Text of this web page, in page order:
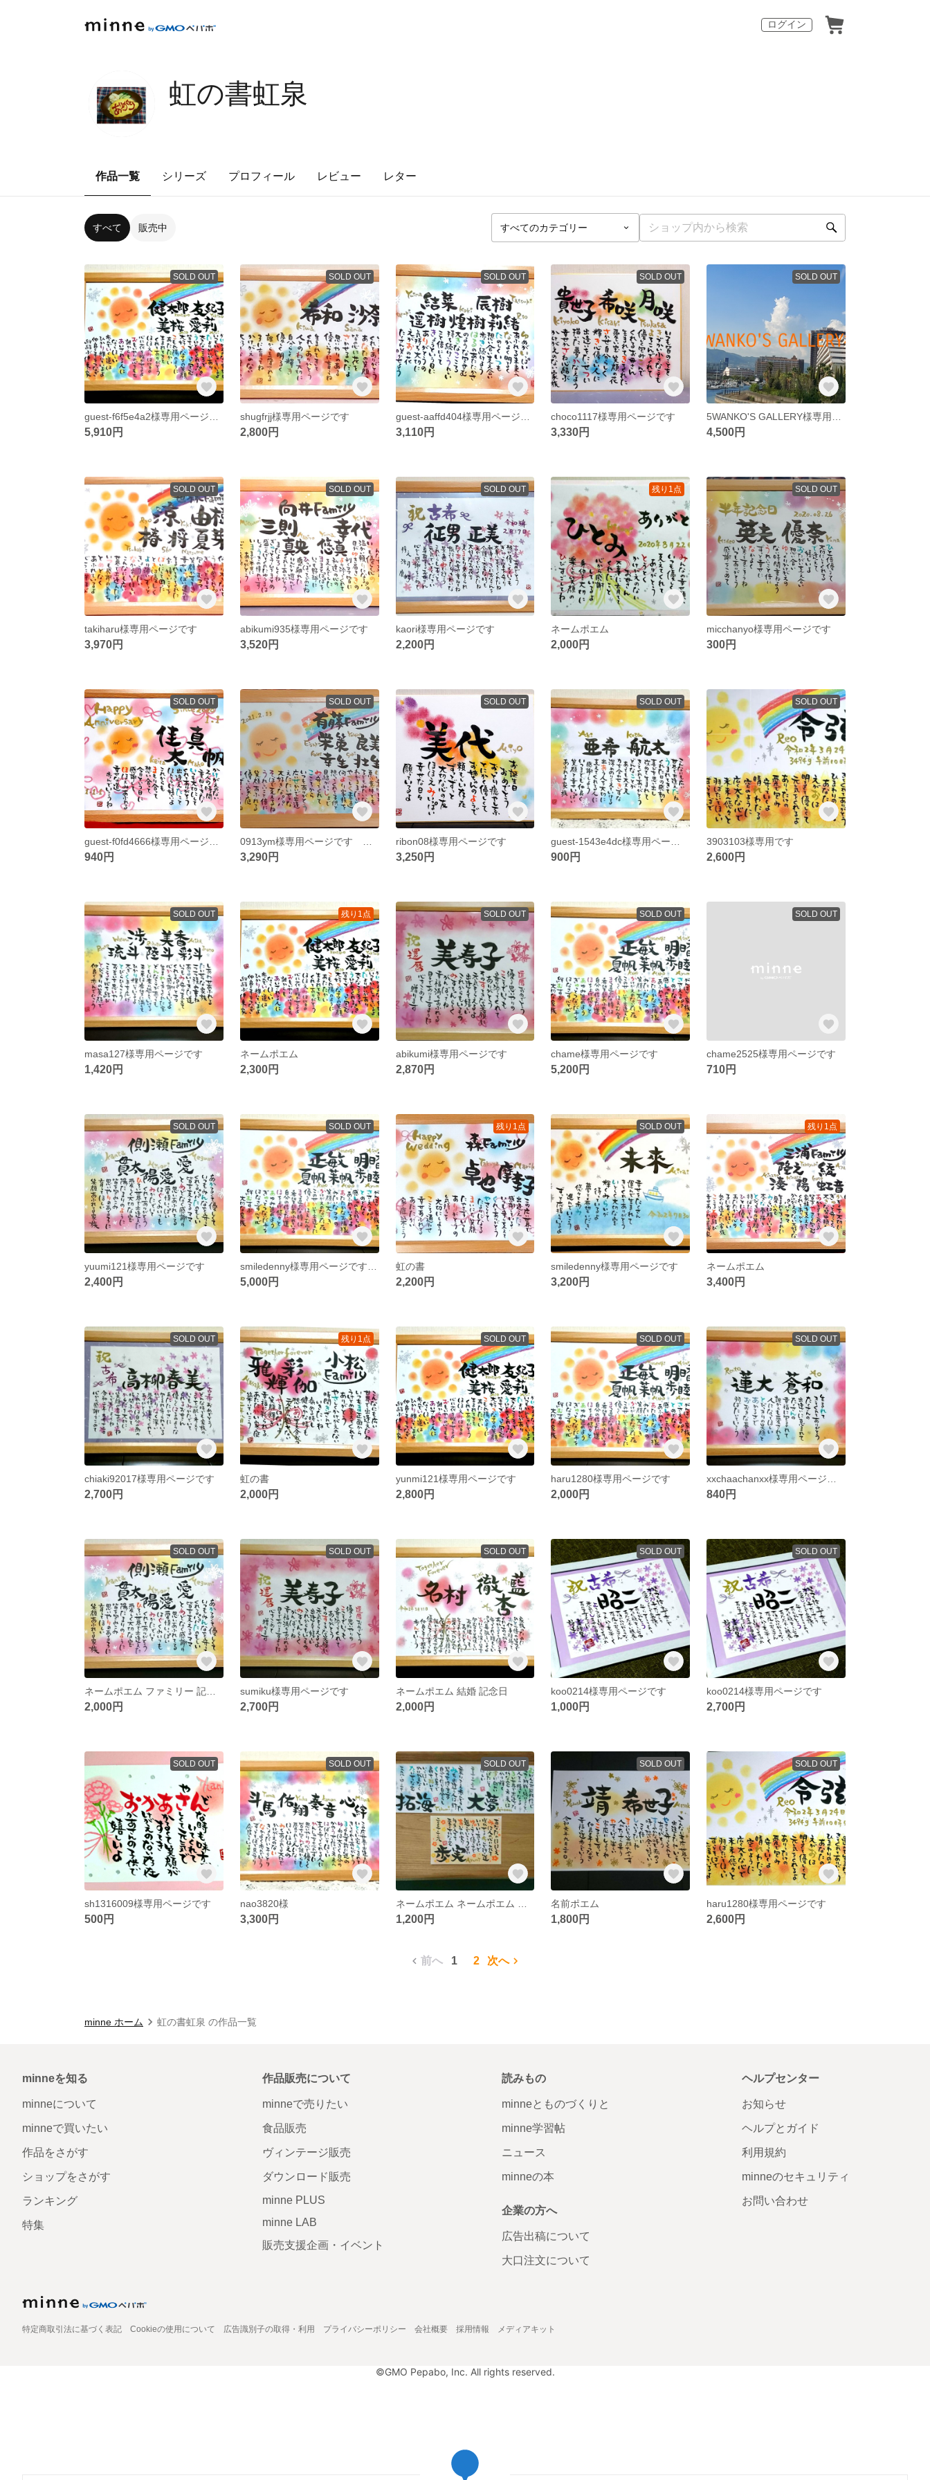
ログイン
虹の書虹泉
作品一覧 シリーズ プロフィール レビュー レター
すべて 販売中
SOLD OUT
5,910円
SOLD OUT
shugfrjj様専用ページです
2,800円
SOLD OUT
3,110円
SOLD OUT
choco1117様専用ページです
3,330円
SOLD OUT
4,500円
SOLD OUT
takiharu様専用ページです
3,970円
SOLD OUT
abikumi935様専用ページです
3,520円
SOLD OUT
kaori様専用ページです
2,200円
残り1点
ネームポエム
2,000円
SOLD OUT
micchanyo様専用ページです
300円
SOLD OUT
940円
SOLD OUT
3,290円
SOLD OUT
ribon08様専用ページです
3,250円
SOLD OUT
900円
SOLD OUT
3903103様専用です
2,600円
SOLD OUT
masa127様専用ページです
1,420円
残り1点
ネームポエム
2,300円
SOLD OUT
abikumi様専用ページです
2,870円
SOLD OUT
chame様専用ページです
5,200円
SOLD OUT
chame2525様専用ページです
710円
SOLD OUT
yuumi121様専用ページです
2,400円
SOLD OUT
5,000円
残り1点
虹の書
2,200円
SOLD OUT
smiledenny様専用ページです
3,200円
残り1点
ネームポエム
3,400円
SOLD OUT
chiaki92017様専用ページです
2,700円
残り1点
虹の書
2,000円
SOLD OUT
yunmi121様専用ページです
2,800円
SOLD OUT
haru1280様専用ページです
2,000円
SOLD OUT
840円
SOLD OUT
2,000円
SOLD OUT
sumiku様専用ページです
2,700円
SOLD OUT
ネームポエム 結婚 記念日
2,000円
SOLD OUT
koo0214様専用ページです
1,000円
SOLD OUT
koo0214様専用ページです
2,700円
SOLD OUT
sh1316009様専用ページです
500円
SOLD OUT
nao3820様
3,300円
SOLD OUT
1,200円
SOLD OUT
名前ポエム
1,800円
SOLD OUT
haru1280様専用ページです
2,600円
前へ 1 2 次へ
minne ホーム 虹の書虹泉 の作品一覧
minneを知る
minneについて
minneで買いたい
作品をさがす
ショップをさがす
ランキング
特集
作品販売について
minneで売りたい
食品販売
ヴィンテージ販売
ダウンロード販売
minne PLUS
minne LAB
販売支援企画・イベント
読みもの
minneとものづくりと
minne学習帖
ニュース
minneの本
企業の方へ
広告出稿について
大口注文について
ヘルプセンター
お知らせ
ヘルプとガイド
利用規約
minneのセキュリティ
お問い合わせ
特定商取引法に基づく表記 Cookieの使用について 広告識別子の取得・利用 プライバシーポリシー 会社概要 採用情報 メディアキット
©GMO Pepabo, Inc. All rights reserved.